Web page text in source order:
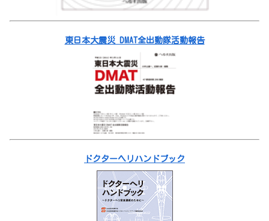
東日本大震災 DMAT全出動隊活動報告
ドクターヘリハンドブック